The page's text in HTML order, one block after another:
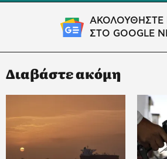
ΑΚΟΛΟΥΘΗΣΤΕ
ΣΤΟ GOOGLE
Διαβάστε ακόμη